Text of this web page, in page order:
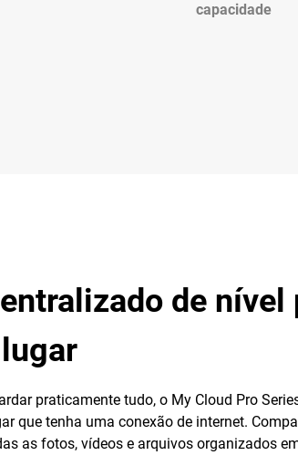
capacidade
de
praticamente tudo, o My Cloud Pro
que tenha uma conexão de internet.
as fotos, vídeos e arquivos organizados